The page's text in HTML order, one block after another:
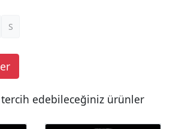
S
edebileceğiniz ürünler